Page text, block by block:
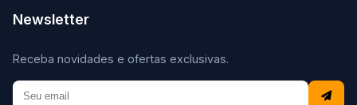
Newsletter
Receba novidades e ofertas exclusivas.